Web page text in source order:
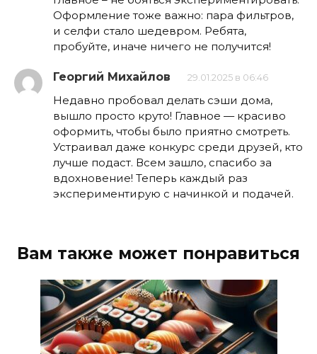
Оформление тоже важно: пара фильтров,
и селфи стало шедевром. Ребята,
пробуйте, иначе ничего не получится!
Георгий Михайлов 29.01.2025 в 06:46
Недавно пробовал делать сэши дома,
вышло просто круто! Главное — красиво
оформить, чтобы было приятно смотреть.
Устраивал даже конкурс среди друзей, кто
лучше подаст. Всем зашло, спасибо за
вдохновение! Теперь каждый раз
экспериментирую с начинкой и подачей.
Вам также может понравиться